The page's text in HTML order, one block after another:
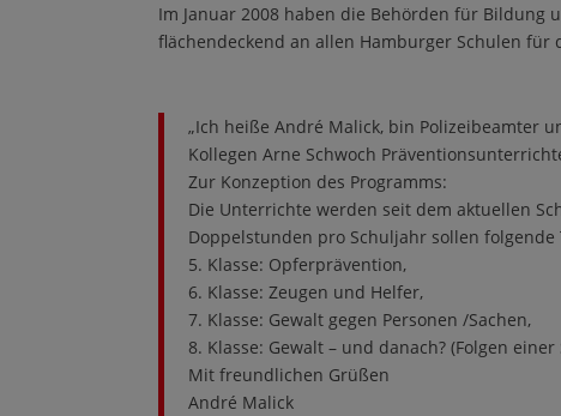
Im Januar 2008 haben die Behörden für Bildung
flächendeckend an allen Hamburger Schulen für
„Ich heiße André Malick, bin Polizeibeamter
Kollegen Arne Schwoch
Zur Konzeption des Programms:
Die Unterrichte werden seit dem aktuellen
Doppelstunden pro Schuljahr sollen
5. Klasse: Opferprävention,
6. Klasse: Zeugen und Helfer,
7. Klasse: Gewalt gegen Personen /Sachen,
8. Klasse: Gewalt – und danach? (Folgen einer
Mit freundlichen Grüßen
André Malick